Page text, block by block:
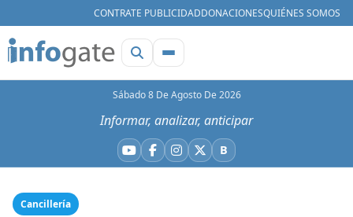
CONTRATE PUBLICIDADDONACIONESQUIÉNES SOMOS
Sábado 8 De Agosto De 2026
Informar, analizar, anticipar
YouTube
Facebook
Instagram
X BBluesky
Cancillería